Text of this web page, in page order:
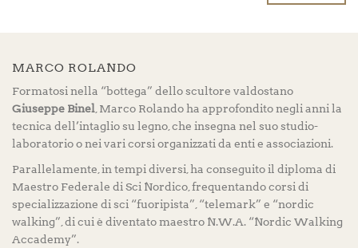
MARCO ROLANDO
Formatosi nella “bottega” dello scultore valdostano
Giuseppe Binel , Marco Rolando ha approfondito negli anni la
tecnica dell’intaglio su legno, che insegna nel suo studio-
laboratorio o nei vari corsi organizzati da enti e associazioni.
Parallelamente, in tempi diversi, ha conseguito il diploma di
Maestro Federale di Sci Nordico, frequentando corsi di
specializzazione di sci “fuoripista”, “telemark” e “nordic
walking”, di cui è diventato maestro N.W.A. “Nordic Walking
Accademy”.